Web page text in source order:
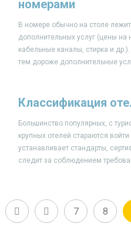
номерами
В номере обычно на столе
дополнительных услуг (цены на
кабельные каналы, стирка и
тем дороже дополнительные
Классификация
Большинство популярных, с
крупных отелей стараются
устанавливает стандарты,
следит за соблюдением
7 8